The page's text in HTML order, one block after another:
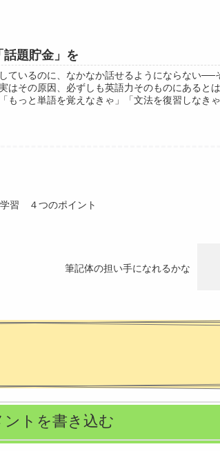
題貯金」を
ているのに、なかなか話せるようにならない──
はその原因、必ずしも英語力そのものにあると
もっと単語を覚えなきゃ」「文法を復習しなきゃ
習 ４つのポイント
筆記体の担い手になれるかな
ントを書き込む